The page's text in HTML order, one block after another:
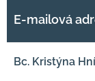
E-mailová
Bc. Kristýna